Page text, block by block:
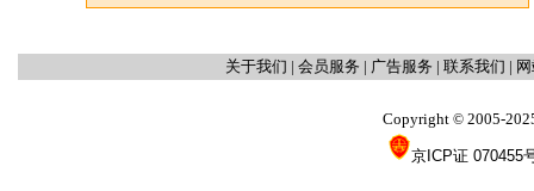
关于我们 | 会员服务 | 广告服务 | 联系我们 |
Copyright © 2005-
京ICP证 070455